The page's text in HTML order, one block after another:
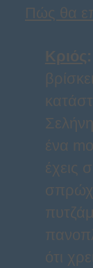
Πώς θα
Κριός:
ένα
έχεις
ότι